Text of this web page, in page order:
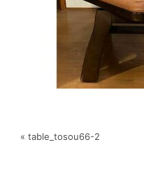
« table_tosou66-2